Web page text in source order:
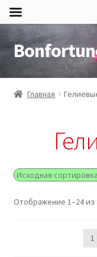
Перейти
к
навигации
Перейти
к
содержимому
Главная
Отображение 1–24 из
1